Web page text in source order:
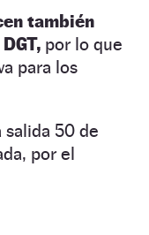
también
por lo que
para los
salida 50 de
por el